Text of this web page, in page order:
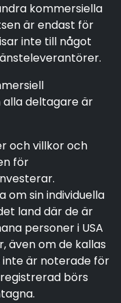
kommersiella
är endast för
inte till något
deltagare är
och villkor och
för
om sin individuella
land där de är
personer i USA
även om de kallas
inte är noterade för
börs